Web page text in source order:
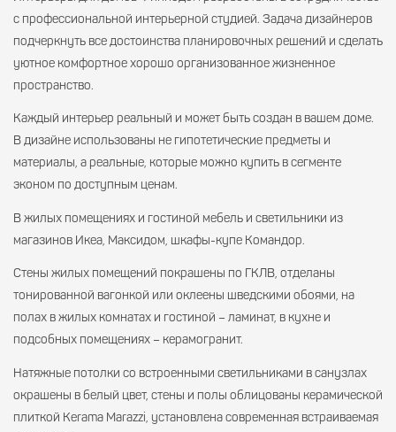
с профессиональной интерьерной студией. Задача дизайнеров
подчеркнуть все достоинства планировочных решений и сделать
уютное комфортное хорошо организованное жизненное
пространство.
Каждый интерьер реальный и может быть создан в вашем доме.
В дизайне использованы не гипотетические предметы и
материалы, а реальные, которые можно купить в сегменте
эконом по доступным ценам.
В жилых помещениях и гостиной мебель и светильники из
магазинов Икеа, Максидом, шкафы-купе Командор.
Стены жилых помещений покрашены по ГКЛВ, отделаны
тонированной вагонкой или оклеены шведскими обоями, на
полах в жилых комнатах и гостиной – ламинат, в кухне и
подсобных помещениях – керамогранит.
Натяжные потолки со встроенными светильниками в санузлах
окрашены в белый цвет, стены и полы облицованы керамической
плиткой Kerama Marazzi, установлена современная встраиваемая